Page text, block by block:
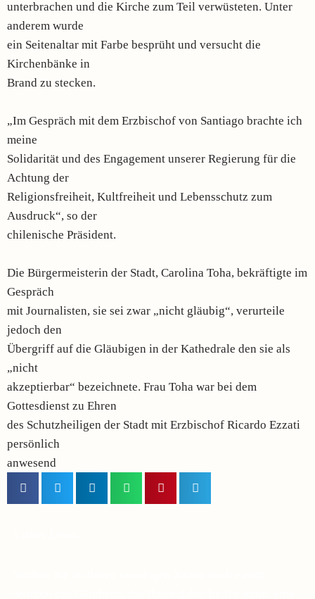
unterbrachen und die Kirche zum Teil verwüsteten. Unter
anderem wurde
ein Seitenaltar mit Farbe besprüht und versucht die
Kirchenbänke in
Brand zu stecken.
„Im Gespräch mit dem Erzbischof von Santiago brachte ich
meine
Solidarität und des Engagement unserer Regierung für die
Achtung der
Religionsfreiheit, Kultfreiheit und Lebensschutz zum
Ausdruck“, so der
chilenische Präsident.
Die Bürgermeisterin der Stadt, Carolina Toha, bekräftigte im
Gespräch
mit Journalisten, sie sei zwar „nicht gläubig“, verurteile
jedoch den
Übergriff auf die Gläubigen in der Kathedrale den sie als
„nicht
akzeptierbar“ bezeichnete. Frau Toha war bei dem
Gottesdienst zu Ehren
des Schutzheiligen der Stadt mit Erzbischof Ricardo Ezzati
persönlich
anwesend